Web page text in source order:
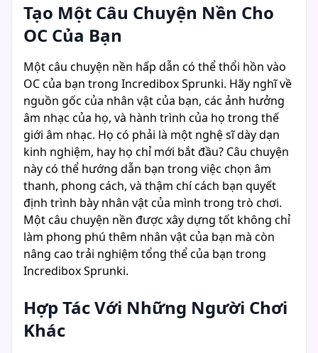
Tạo Một Câu Chuyện Nền Cho
OC Của Bạn
Một câu chuyện nền hấp dẫn có thể thổi hồn vào
OC của bạn trong Incredibox Sprunki. Hãy nghĩ về
nguồn gốc của nhân vật của bạn, các ảnh hưởng
âm nhạc của họ, và hành trình của họ trong thế
giới âm nhạc. Họ có phải là một nghệ sĩ dày dạn
kinh nghiệm, hay họ chỉ mới bắt đầu? Câu chuyện
này có thể hướng dẫn bạn trong việc chọn âm
thanh, phong cách, và thậm chí cách bạn quyết
định trình bày nhân vật của mình trong trò chơi.
Một câu chuyện nền được xây dựng tốt không chỉ
làm phong phú thêm nhân vật của bạn mà còn
nâng cao trải nghiệm tổng thể của bạn trong
Incredibox Sprunki.
Hợp Tác Với Những Người Chơi
Khác